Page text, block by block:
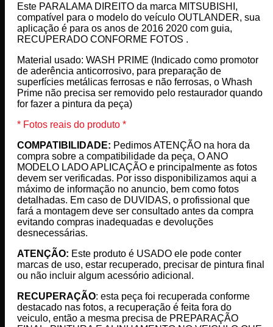
Este PARALAMA DIREITO da marca MITSUBISHI,
compatível para o modelo do veículo OUTLANDER, sua
aplicação é para os anos de 2016 2020 com guia,
RECUPERADO CONFORME FOTOS .
Material usado: WASH PRIME (Indicado como promotor
de aderência anticorrosivo, para preparação de
superfícies metálicas ferrosas e não ferrosas, o Whash
Prime não precisa ser removido pelo restaurador quando
for fazer a pintura da peça)
* Fotos reais do produto *
COMPATIBILIDADE: Pedimos ATENÇÃO na hora da
compra sobre a compatibilidade da peça, O ANO
MODELO LADO APLICAÇÃO e principalmente as fotos
devem ser verificadas. Por isso disponibilizamos aqui a
máximo de informação no anuncio, bem como fotos
detalhadas. Em caso de DUVIDAS, o profissional que
fará a montagem deve ser consultado antes da compra
evitando compras inadequadas e devoluções
desnecessárias.
ATENÇÃO: Este produto é USADO ele pode conter
marcas de uso, estar recuperado, precisar de pintura final
ou não incluir algum acessório adicional.
RECUPERAÇÃO: esta peça foi recuperada conforme
destacado nas fotos, a recuperação é feita fora do
veiculo, então a mesma precisa de PREPARAÇÃO